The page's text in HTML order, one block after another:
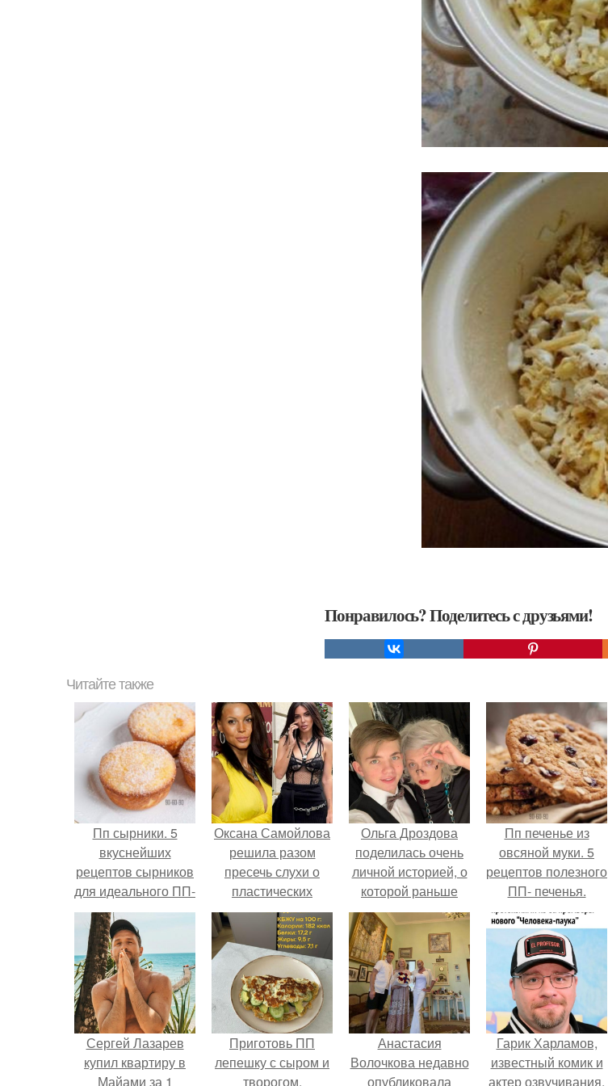
Понравилось? Поделитесь с друзьями!
Читайте также
Пп сырники. 5
вкуснейших
рецептов сырников
для идеального ПП-
завтрака.
Оксана Самойлова
решила разом
пресечь слухи о
пластических
операциях и
публично
прояснила
ситуацию.
Ольга Дроздова
поделилась очень
личной историей, о
которой раньше
почти не говорила.
Пп печенье из
овсяной муки. 5
рецептов полезного
ПП- печенья.
Сергей Лазарев
купил квартиру в
Майами за 1
Приготовь ПП
лепешку с сыром и
творогом.
Анастасия
Волочкова недавно
опубликовала
Гарик Харламов,
известный комик и
актер озвучивания,